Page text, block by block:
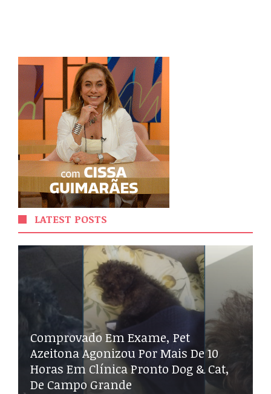
LATEST POSTS
Comprovado Em Exame, Pet
Azeitona Agonizou Por Mais De 10
Horas Em Clínica Pronto Dog & Cat,
De Campo Grande